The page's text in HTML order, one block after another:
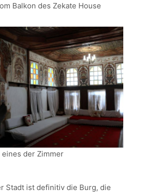
Balkon des Zekate House
eines der Zimmer
Stadt ist definitiv die Burg, die